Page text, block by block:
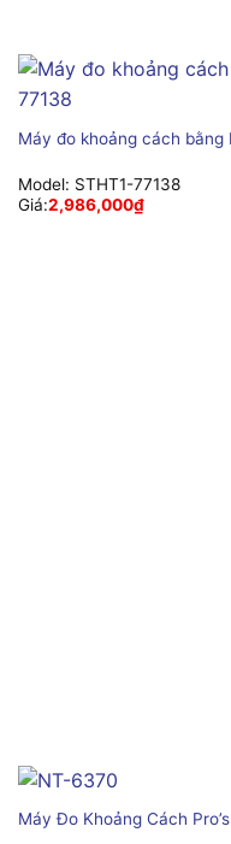
Máy đo khoảng cách bằng
Model: STHT1-77138
Giá:2,986,000₫
Máy Đo Khoảng Cách